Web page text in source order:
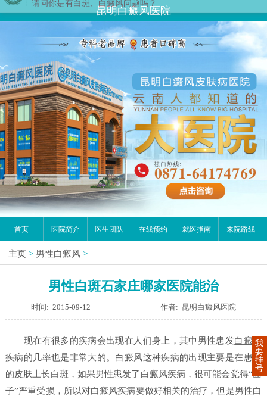
昆明白癜风医院
首页 医院简介 医生团队 在线预约 就医指南 来院路线
主页 > 男性白癜风 >
男性白斑石家庄哪家医院能治
时间: 2015-09-12 作者: 昆明白癜风医院
现在有很多的疾病会出现在人们身上，其中男性患发白癜风
疾病的几率也是非常大的。白癜风这种疾病的出现主要是在患者
的皮肤上长白斑 ，如果男性患发了白癜风疾病，很可能会觉得“面
子”严重受损，所以对白癜风疾病要做好相关的治疗，但是男性白
我
要
挂
号
您好,这里是在线预约挂号平台！
请问你是有白斑、白癜风问题吗？